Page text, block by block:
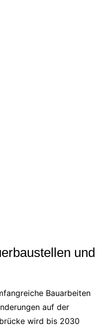
und
Bauarbeiten
auf der
wird bis 2030